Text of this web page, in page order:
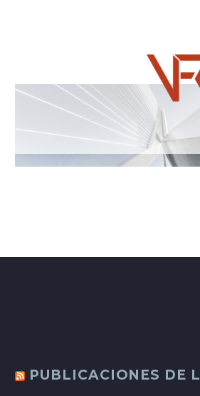
PUBLICACIONES DE